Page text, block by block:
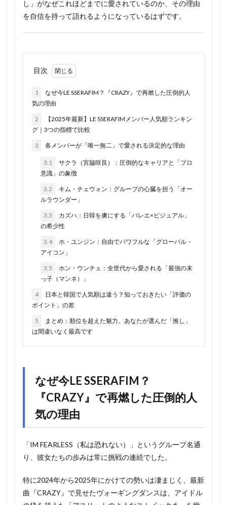
し」がなぜこれほどまでに愛されているのか、その理由
を自信を持って語れるようになっているはずです。
目次
1
なぜ今LE SSERAFIM？『CRAZY』で再燃した圧倒的人
気の理由
2
【2025年最新】LE SSERAFIMメンバー人気順ランキン
グ｜3つの指標で比較
3 各メンバーが「唯一無二」で愛される決定的な理由
3.1
サクラ（宮脇咲良）：圧倒的なキャリアと「プロ
意識」の象徴
3.2
キム・チェウォン：グループの心臓を担う「オー
ルラウンダー」
3.3
カズハ：日韓を虜にする「バレエ×ビジュアル」
の希少性
3.4
ホ・ユンジン：自由でパワフルな「グローバル・
アイコン」
3.5
ホン・ウンチェ：全世代から愛される「最強の末
っ子（マンネ）」
4
日本と韓国で人気順は違う？知っておきたい「評価の
ポイント」の差
5
まとめ：順位を超えた魅力。あなたが選んだ「推し」
は間違いなく最高です
なぜ今LE SSERAFIM？
『CRAZY』で再燃した圧倒的人
気の理由
「IM FEARLESS（私は恐れない）」というグループ名通
り、彼女たちの歩みは常に挑戦の連続でした。
特に2024年から2025年にかけての勢いは凄まじく、最新
曲『CRAZY』で見せたヴォーギングダンスは、アイドル